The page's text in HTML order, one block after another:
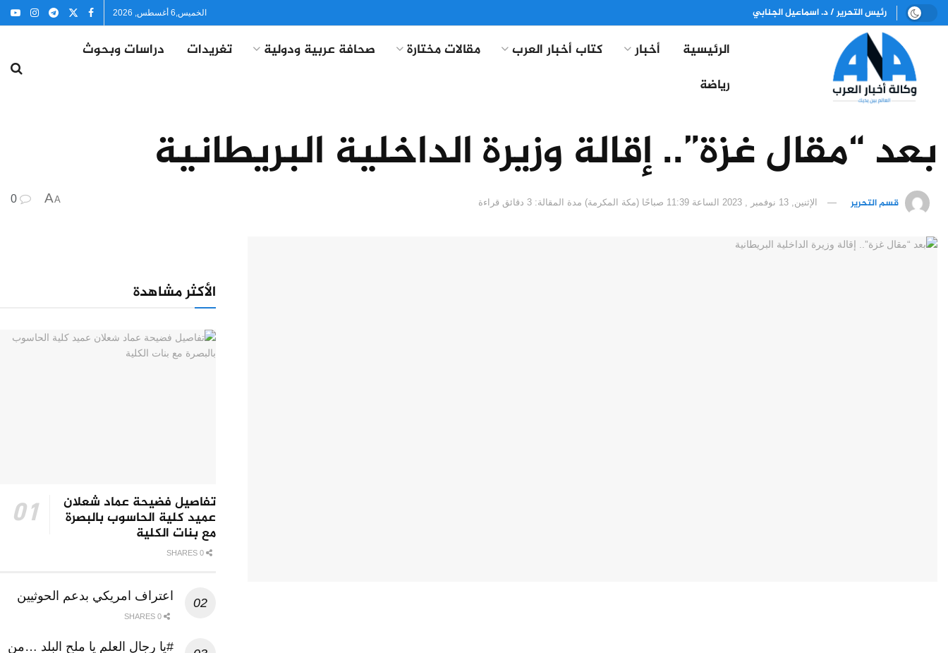
رئيس التحرير / د. اسماعيل الجنابي الخميس,6 أغسطس, 2026
الرئيسية أخبار كتاب أخبار العرب مقالات مختارة صحافة عربية ودولية تغريدات
دراسات وبحوث
رياضة
بعد “مقال غزة”.. إقالة وزيرة الداخلية البريطانية
قسم التحرير الإثنين, 13 نوفمبر , 2023 الساعة 11:39 صباحًا (مكة المكرمة) مدة المقالة: 3 دقائق قراءة A
A
الأكثر مشاهدة
تفاصيل فضيحة عماد شعلان
عميد كلية الحاسوب بالبصرة
مع بنات الكلية
اعتراف امريكي بدعم الحوثيين
#يا رجال العلم يا ملح البلد …من